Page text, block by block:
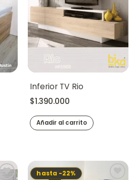
variantes.
Las
opciones
se
pueden
elegir
en
la
de
producto
Inferior TV Rio
$1.390.000
Añadir al carrito
hasta -22%